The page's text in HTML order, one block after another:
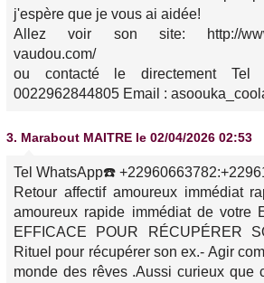
j'espère que je vous ai aidée!
Allez voir son site: http://
vaudou.com/
ou contacté le directement Tel
0022962844805 Email :
3. Marabout MAITRE le 02/04/2026 02:53
Tel WhatsApp☎️
Retour affectif amoureux immédiat
amoureux rapide immédiat de votre
EFFICACE POUR RÉCUPÉRER
Rituel pour récupérer son ex.- Agir
monde des rêves .Aussi curieux que